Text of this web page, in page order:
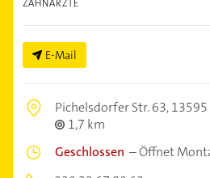
ZAHNÄRZTE
E-Mail
Pichelsdorfer Str. 63,13595
1,7 km
Geschlossen –Öffnet